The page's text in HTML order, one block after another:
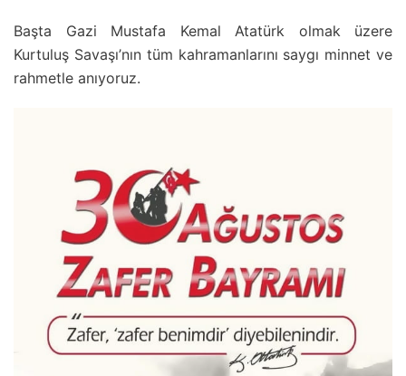
Başta Gazi Mustafa Kemal Atatürk olmak üzere
Kurtuluş Savaşı’nın tüm kahramanlarını saygı minnet ve
rahmetle anıyoruz.